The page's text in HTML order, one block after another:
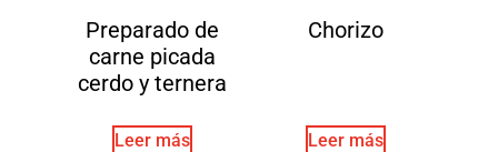
Preparado de
carne picada
cerdo y ternera
Leer más
Chorizo
Leer más